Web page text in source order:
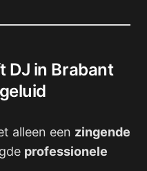
DJ in Brabant
alleen een zingende
professionele